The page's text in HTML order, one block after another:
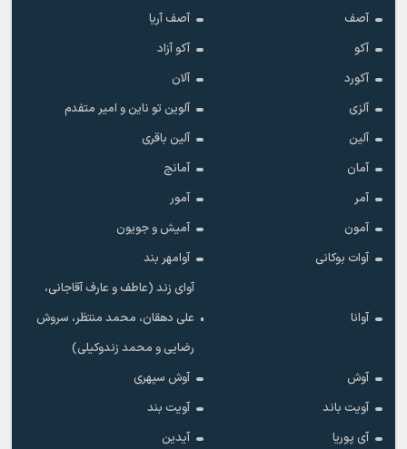
آصف
آصف آریا
آکو
آکو آزاد
آکورد
آلان
آلزی
آلوین تو ناین و امیر متفدم
آلین
آلین باقری
آمان
آمانج
آمر
آمور
آمون
آمیش و جویون
آوات بوکانی
آوامهر بند
آوانا
آوای زند (عاطف و عارف آقاجانی،
علی دهقان، محمد منتظر، سروش
رضایی و محمد زندوکیلی)
آوش
آوش سپهری
آویت باند
آویت بند
آی پوریا
آیدین